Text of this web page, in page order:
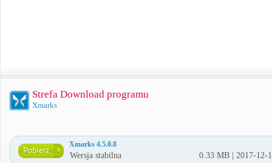
Strefa Download programu
Xmarks
Xmarks 4.5.0.8
Wersja stabilna 0.33 MB | 2017-12-